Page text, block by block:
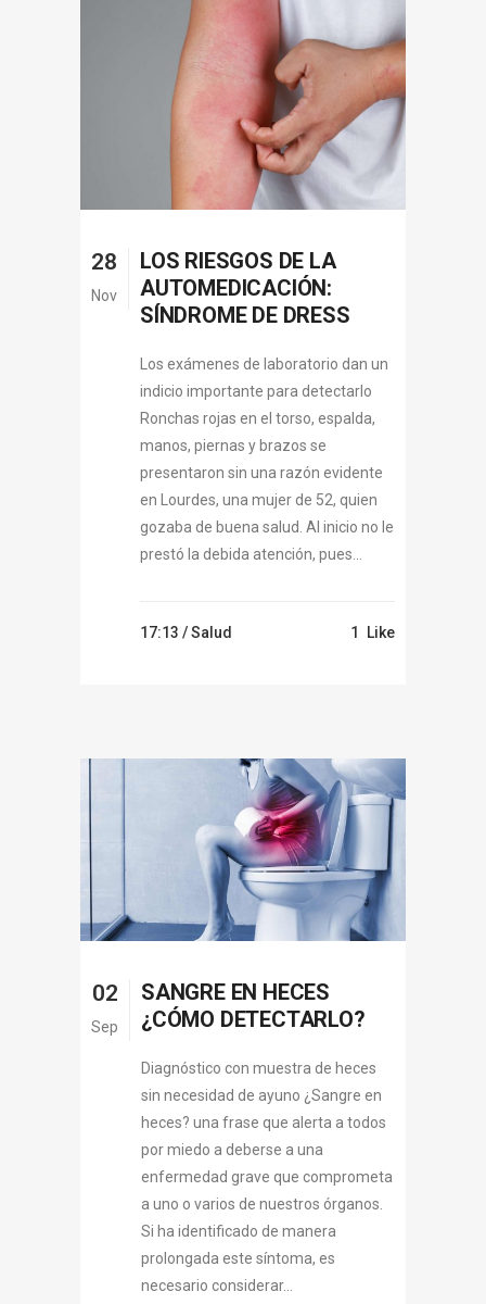
28
Nov
LOS RIESGOS DE LA
AUTOMEDICACIÓN:
SÍNDROME DE DRESS
Los exámenes de laboratorio dan un
indicio importante para detectarlo
Ronchas rojas en el torso, espalda,
manos, piernas y brazos se
presentaron sin una razón evidente
en Lourdes, una mujer de 52, quien
gozaba de buena salud. Al inicio no le
prestó la debida atención, pues...
17:13 /Salud 1 Like
02
Sep
SANGRE EN HECES
¿CÓMO DETECTARLO?
Diagnóstico con muestra de heces
sin necesidad de ayuno ¿Sangre en
heces? una frase que alerta a todos
por miedo a deberse a una
enfermedad grave que comprometa
a uno o varios de nuestros órganos.
Si ha identificado de manera
prolongada este síntoma, es
necesario considerar...